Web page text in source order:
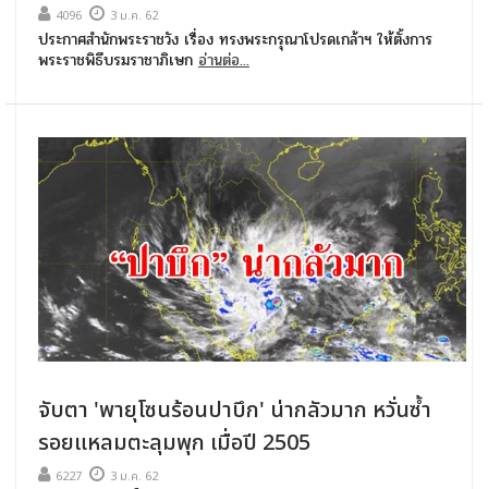
4096 3 ม.ค. 62
ประกาศสำนักพระราชวัง เรื่อง ทรงพระกรุณาโปรดเกล้าฯ ให้ตั้งการ
พระราชพิธีบรมราชาภิเษก อ่านต่อ...
จับตา 'พายุโซนร้อนปาบึก' น่ากลัวมาก หวั่นซ้ำ
รอยแหลมตะลุมพุก เมื่อปี 2505
6227 3 ม.ค. 62